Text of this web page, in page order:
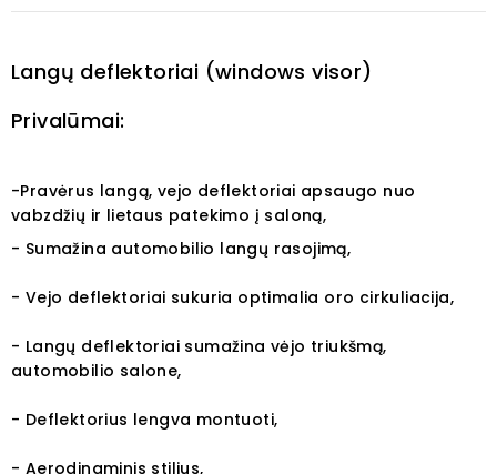
Langų deflektoriai (windows visor)
Privalūmai:
-Pravėrus langą, vejo deflektoriai apsaugo nuo
vabzdžių ir lietaus patekimo į saloną,
- Sumažina automobilio langų rasojimą,
- Vejo deflektoriai sukuria optimalia oro cirkuliacija,
- Langų deflektoriai sumažina vėjo triukšmą,
automobilio salone,
- Deflektorius lengva montuoti,
- Aerodinaminis stilius,